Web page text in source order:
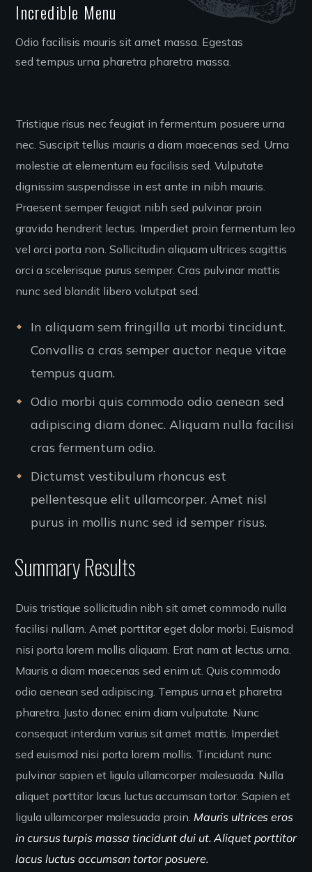
Incredible Menu
Odio facilisis mauris sit amet massa. Egestas
sed tempus urna pharetra pharetra massa.
Tristique risus nec feugiat in fermentum posuere urna
nec. Suscipit tellus mauris a diam maecenas sed. Urna
molestie at elementum eu facilisis sed. Vulputate
dignissim suspendisse in est ante in nibh mauris.
Praesent semper feugiat nibh sed pulvinar proin
gravida hendrerit lectus. Imperdiet proin fermentum leo
vel orci porta non. Sollicitudin aliquam ultrices sagittis
orci a scelerisque purus semper. Cras pulvinar mattis
nunc sed blandit libero volutpat sed.
In aliquam sem fringilla ut morbi tincidunt.
Convallis a cras semper auctor neque vitae
tempus quam.
Odio morbi quis commodo odio aenean sed
adipiscing diam donec. Aliquam nulla facilisi
cras fermentum odio.
Dictumst vestibulum rhoncus est
pellentesque elit ullamcorper. Amet nisl
purus in mollis nunc sed id semper risus.
Summary Results
Duis tristique sollicitudin nibh sit amet commodo nulla
facilisi nullam. Amet porttitor eget dolor morbi. Euismod
nisi porta lorem mollis aliquam. Erat nam at lectus urna.
Mauris a diam maecenas sed enim ut. Quis commodo
odio aenean sed adipiscing. Tempus urna et pharetra
pharetra. Justo donec enim diam vulputate. Nunc
consequat interdum varius sit amet mattis. Imperdiet
sed euismod nisi porta lorem mollis. Tincidunt nunc
pulvinar sapien et ligula ullamcorper malesuada. Nulla
aliquet porttitor lacus luctus accumsan tortor. Sapien et
ligula ullamcorper malesuada proin. Mauris ultrices eros
in cursus turpis massa tincidunt dui ut. Aliquet porttitor
lacus luctus accumsan tortor posuere.